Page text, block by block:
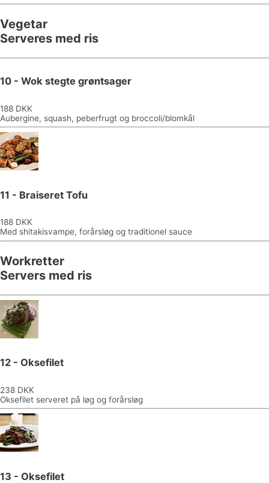
Vegetar
Serveres med ris
10 - Wok stegte grøntsager
188 DKK
Aubergine, squash, peberfrugt og broccoli/blomkål
11 - Braiseret Tofu
188 DKK
Med shitakisvampe, forårsløg og traditionel sauce
Workretter
Servers med ris
12 - Oksefilet
238 DKK
Oksefilet serveret på løg og forårsløg
13 - Oksefilet